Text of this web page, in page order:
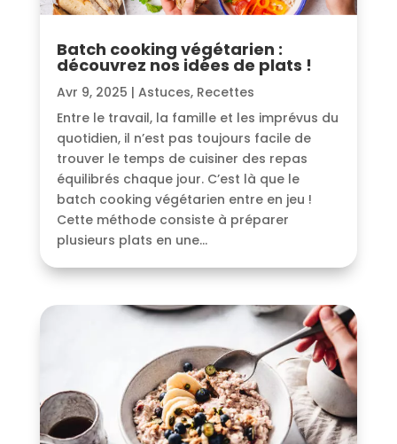
Batch cooking végétarien :
découvrez nos idées de plats !
Avr 9, 2025 | Astuces, Recettes
Entre le travail, la famille et les imprévus du
quotidien, il n’est pas toujours facile de
trouver le temps de cuisiner des repas
équilibrés chaque jour. C’est là que le
batch cooking végétarien entre en jeu !
Cette méthode consiste à préparer
plusieurs plats en une...